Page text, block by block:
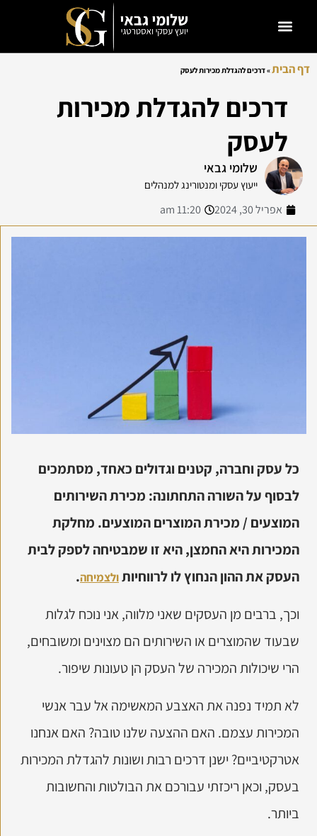
דף הבית»דרכים להגדלת מכירות לעסק
דרכים להגדלת מכירות
לעסק
שלומי גבאי
ייעוץ עסקי ומנטורינג למנהלים
אפריל 30, 2024 11:20 am
כל עסק וחברה, קטנים וגדולים כאחד, מסתמכים
לבסוף על השורה התחתונה: מכירת השירותים
המוצעים / מכירת המוצרים המוצעים. מחלקת
המכירות היא החמצן, היא זו שמבטיחה לספק לבית
העסק את ההון הנחוץ לו לרווחיותולצמיחה.
וכך, ברבים מן העסקים שאני מלווה, אני נוכח לגלות
שבעוד שהמוצרים או השירותים הם מצוינים ומשובחים,
הרי שיכולות המכירה של העסק הן טעונות שיפור.
לא תמיד נפנה את האצבע המאשימה אל עבר אנשי
המכירות עצמם. האם ההצעה שלנו טובה? האם אנחנו
אטרקטיביים? ישנן דרכים רבות ושונות להגדלת המכירות
בעסק, וכאן ריכזתי עבורכם את הבולטות והחשובות
ביותר.